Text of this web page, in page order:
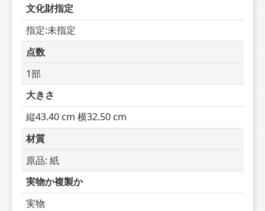
文化財指定
指定:未指定
点数
1部
大きさ
縦43.40 cm 横32.50 cm
材質
原品: 紙
実物か複製か
実物